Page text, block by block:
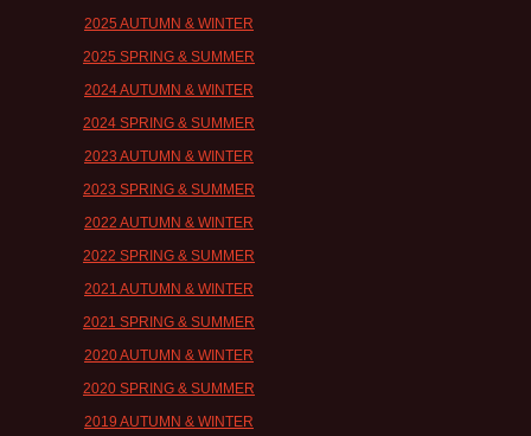
2025 AUTUMN & WINTER
2025 SPRING & SUMMER
2024 AUTUMN & WINTER
2024 SPRING & SUMMER
2023 AUTUMN & WINTER
2023 SPRING & SUMMER
2022 AUTUMN & WINTER
2022 SPRING & SUMMER
2021 AUTUMN & WINTER
2021 SPRING & SUMMER
2020 AUTUMN & WINTER
2020 SPRING & SUMMER
2019 AUTUMN & WINTER